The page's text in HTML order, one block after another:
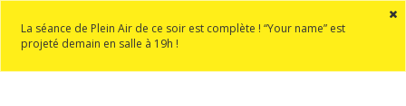
La séance de Plein Air de ce soir est complète ! “Your name” est
projeté demain en salle à 19h !